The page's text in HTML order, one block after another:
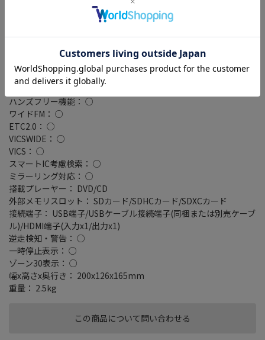
この商品について問い合わせる
タッチパネル種類： 静電式
TVチューナー： フルセグ(地デジ)
4x4地デジチューナー： ○
バックカメラ： 別売
Bluetooth： Bluetooth 4.2
ハンズフリー機能： ○
ワイドFM： ○
ETC2.0： ○
VICSWIDE： ○
VICS： ○
スマートIC考慮検索： ○
ミラーリング対応： ○
搭載プレーヤー： DVD/CD
外部メモリスロット： SDカード/SDHCカード/SDXCカード
接続端子： USB端子/USBケーブル接続端子(同梱または別売ケーブ
ル)/HDMI端子(入力x1/出力x1)
逆走検知・警告： ○
一時停止表示： ○
ゾーン30表示： ○
幅x高さx奥行き： 200x126x165mm
重量： 2.5kg